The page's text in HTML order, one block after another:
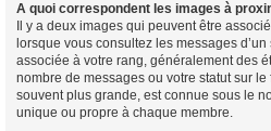
A quoi correspondent les images à
Il y a deux images qui peuvent être
lorsque vous consultez les messages d’un
associée à votre rang, généralement des
nombre de messages ou votre statut sur
souvent plus grande, est connue sous le
unique ou propre à chaque membre.